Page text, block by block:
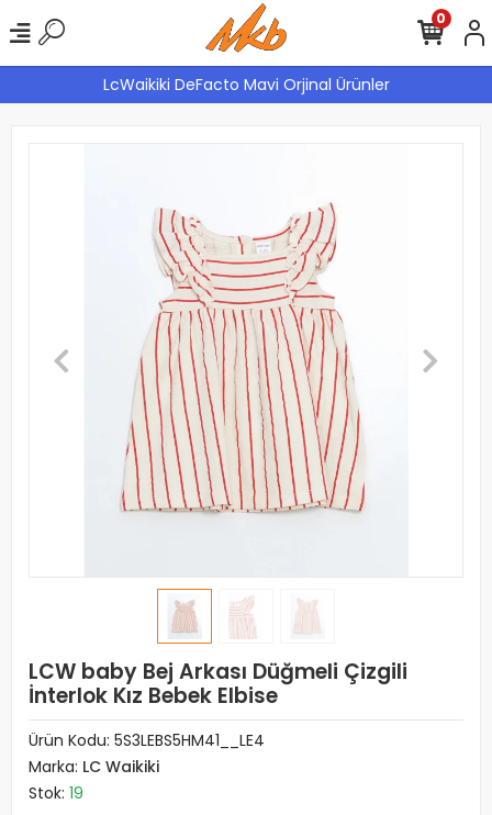
LcWaikiki DeFacto Mavi Orjinal Ürünler
0
LCW baby Bej Arkası Düğmeli Çizgili
İnterlok Kız Bebek Elbise
Ürün Kodu: 5S3LEBS5HM41__LE4
Marka: LC Waikiki
Stok: 19